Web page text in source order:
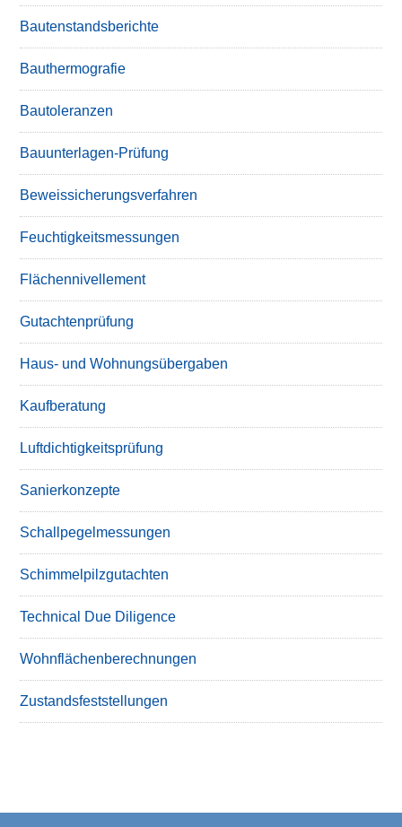
Bautenstandsberichte
Bauthermografie
Bautoleranzen
Bauunterlagen-Prüfung
Beweissicherungsverfahren
Feuchtigkeitsmessungen
Flächennivellement
Gutachtenprüfung
Haus- und Wohnungsübergaben
Kaufberatung
Luftdichtigkeitsprüfung
Sanierkonzepte
Schallpegelmessungen
Schimmelpilzgutachten
Technical Due Diligence
Wohnflächenberechnungen
Zustandsfeststellungen